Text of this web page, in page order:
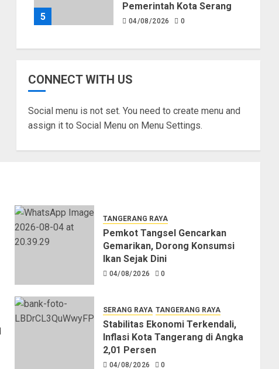
5
Pemerintah Kota Serang
04/08/2026 0
CONNECT WITH US
Social menu is not set. You need to create menu and
assign it to Social Menu on Menu Settings.
TANGERANG RAYA
Pemkot Tangsel Gencarkan
Gemarikan, Dorong Konsumsi
Ikan Sejak Dini
04/08/2026 0
SERANG RAYA TANGERANG RAYA
Stabilitas Ekonomi Terkendali,
Inflasi Kota Tangerang di Angka
2,01 Persen
04/08/2026 0